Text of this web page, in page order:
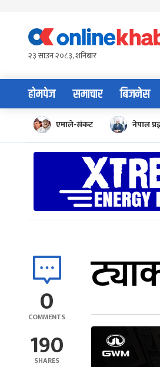
content२३ साउन २०८३, शनिबार
होमपेज समाचार बिजनेस
एमाले-संकट नेपाल
0
COMMENTS
190
SHARES